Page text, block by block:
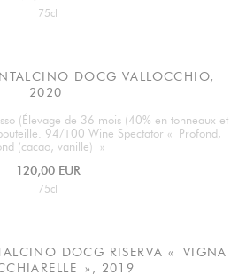
75cl
DOCG VALLOCCHIO,
2020
(Élevage de 36 mois (40% en tonneaux et
94/100 Wine Spectator « Profond,
(cacao, vanille) »
120,00 EUR
75cl
DOCG RISERVA « VIGNA
», 2019